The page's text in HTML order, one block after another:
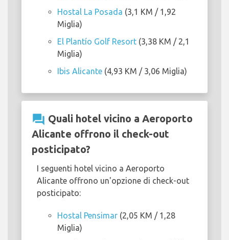
Hostal La Posada (3,1 KM / 1,92
Miglia)
El Plantío Golf Resort (3,38 KM / 2,1
Miglia)
Ibis Alicante (4,93 KM / 3,06 Miglia)
question_answer Quali hotel vicino a Aeroporto
Alicante offrono il check-out
posticipato?
I seguenti hotel vicino a Aeroporto
Alicante offrono un'opzione di check-out
posticipato:
Hostal Pensimar (2,05 KM / 1,28
Miglia)